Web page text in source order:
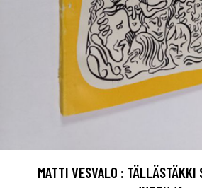
MATTI VESVALO : TÄLLÄSTÄKKI